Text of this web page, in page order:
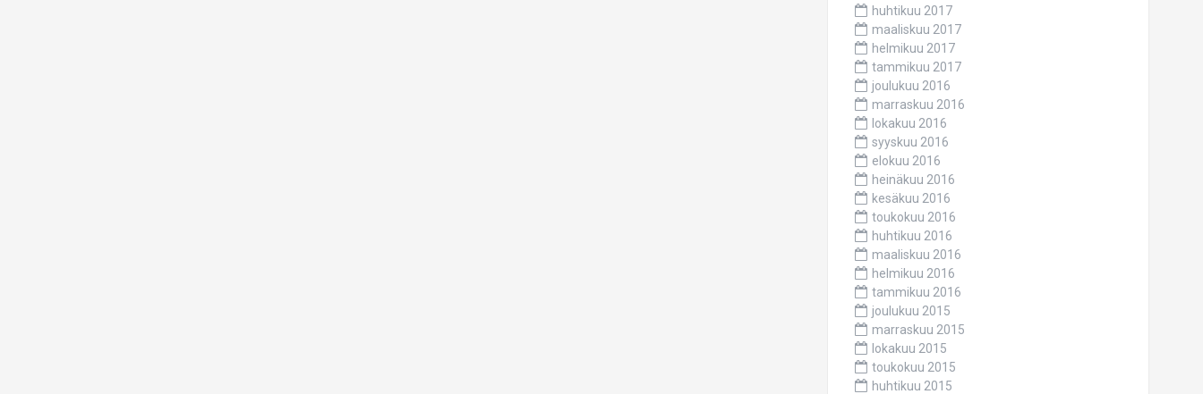
huhtikuu 2017
maaliskuu 2017
helmikuu 2017
tammikuu 2017
joulukuu 2016
marraskuu 2016
lokakuu 2016
syyskuu 2016
elokuu 2016
heinäkuu 2016
kesäkuu 2016
toukokuu 2016
huhtikuu 2016
maaliskuu 2016
helmikuu 2016
tammikuu 2016
joulukuu 2015
marraskuu 2015
lokakuu 2015
toukokuu 2015
huhtikuu 2015